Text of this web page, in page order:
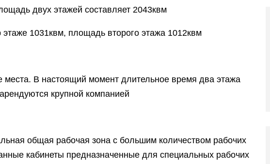
двух этажей составляет 2043квм
1031квм, площадь второго этажа 1012квм
места. В настоящий момент длительное время два этажа
арендуются крупной компанией
общая рабочая зона с большим количеством рабочих
кабинеты предназначенные для специальных рабочих